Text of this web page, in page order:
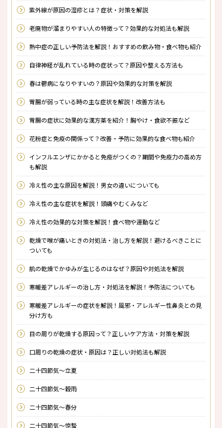
紫外線が原因の湿疹とは？症状・対策を解説
老廃物が溜まりやすい人の特徴って？効果的な対処法も解説
熱中症の正しい予防法を解説！おすすめの飲み物・食べ物も紹介
自律神経が乱れている時の症状って？原因や整える方法も
春は鬱病になりやすいの？原因や効果的な対策を解説
胃腸が弱っている時の主な症状を解説！改善方法も
胃腸の症状に効果的な漢方薬を紹介！胸やけ・食欲不振など
花粉症と免疫の関係って？改善・予防に効果的な食べ物も紹介
インフルエンザにかかると免疫がつくの？期間や免疫力の高め方
も解説
冷え性の主な原因を解説！男女の違いについても
冷え性の主な症状を解説！頭痛やむくみなど
冷え性の効果的な対策を解説！食べ物や運動など
乾燥で喉が痛いときの対処法・治し方を解説！避けるべきことに
ついても
肌の乾燥でかゆみが生じるのはなぜ？原因や対処法を解説
寒暖差アレルギーの治し方・対処法を解説！予防法についても
寒暖差アレルギーの症状を解説！風邪・アレルギー性鼻炎との見
分け方も
目の周りが乾燥する原因って？正しいケア方法・対策を解説
口周りの乾燥の症状・原因は？正しい対処法も解説
二十四節気～立夏
二十四節気～穀雨
二十四節気～春分
二十四節気～惊蟄